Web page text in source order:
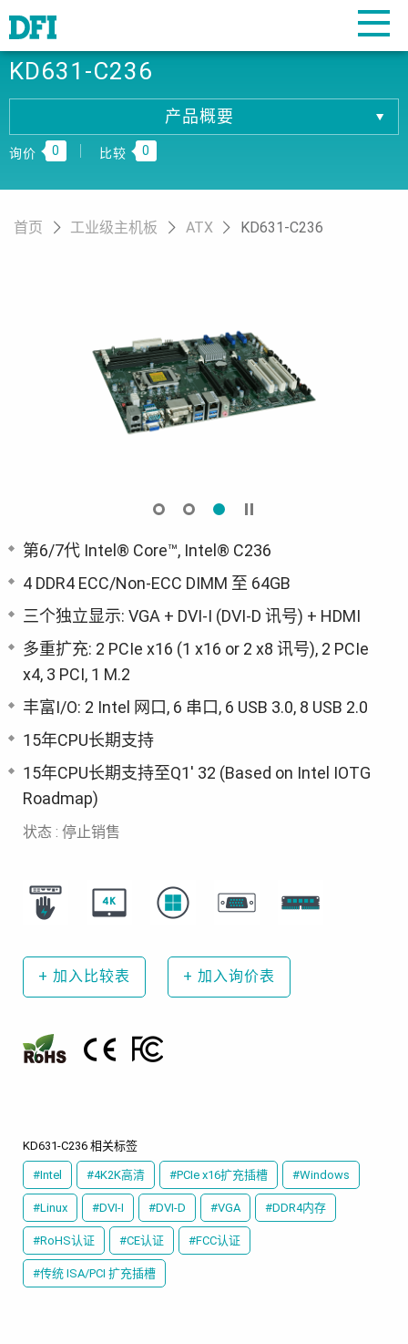
KD631-C236
产品概要
产品概要
相關下载
订购资讯
询价 0 比较 0
首页 工业级主机板 ATX KD631-C236
第6/7代 Intel® Core™, Intel® C236
4 DDR4 ECC/Non-ECC DIMM 至 64GB
三个独立显示: VGA + DVI-I (DVI-D 讯号) + HDMI
多重扩充: 2 PCIe x16 (1 x16 or 2 x8 讯号), 2 PCIe
x4, 3 PCI, 1 M.2
丰富I/O: 2 Intel 网口, 6 串口, 6 USB 3.0, 8 USB 2.0
15年CPU长期支持
15年CPU长期支持至Q1' 32 (Based on Intel IOTG
Roadmap)
状态 : 停止销售
+ 加入比较表 + 加入询价表
KD631-C236 相关标签
#Intel #4K2K高清 #PCIe x16扩充插槽 #Windows
#Linux #DVI-I #DVI-D #VGA #DDR4内存
#RoHS认证 #CE认证 #FCC认证
#传统 ISA/PCI 扩充插槽